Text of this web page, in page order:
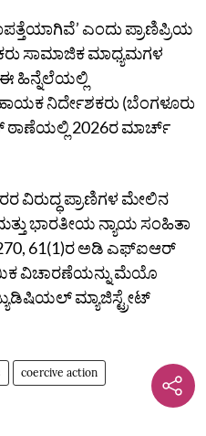
ಎಂದು ಪ್ರಾಣಿಪ್ರಿಯ
ಸಾಮಾಜಿಕ ಮಾಧ್ಯಮಗಳ
ಈ ಹಿನ್ನೆಲೆಯಲ್ಲಿ
ನಿರ್ದೇಶಕರು (ಬೆಂಗಳೂರು
2026ರ ಮಾರ್ಚ್‌
ವಿರುದ್ಧ ಪ್ರಾಣಿಗಳ ಮೇಲಿನ
ಭಾರತೀಯ ನ್ಯಾಯ ಸಂಹಿತಾ
61(1)ರ ಅಡಿ ಎಫ್‌ಐಆರ್‌
ವಿಚಾರಣೆಯನ್ನು ಮೆಯೊ
ಮ್ಯಾಜಿಸ್ಟ್ರೇಟ್‌
coercive action